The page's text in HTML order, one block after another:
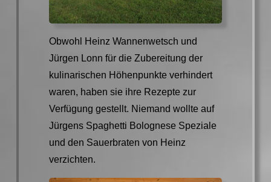
Obwohl Heinz Wannenwetsch und
Jürgen Lonn für die Zubereitung der
kulinarischen Höhenpunkte verhindert
waren, haben sie ihre Rezepte zur
Verfügung gestellt. Niemand wollte auf
Jürgens Spaghetti Bolognese Speziale
und den Sauerbraten von Heinz
verzichten.